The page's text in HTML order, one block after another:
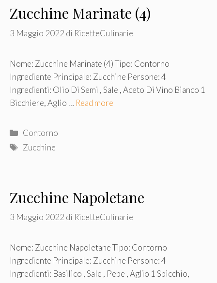
Zucchine Marinate (4)
3 Maggio 2022 di RicetteCulinarie
Nome: Zucchine Marinate (4) Tipo: Contorno
Ingrediente Principale: Zucchine Persone: 4
Ingredienti: Olio Di Semi , Sale , Aceto Di Vino Bianco 1
Bicchiere, Aglio … Read more
Categorie
Contorno
Tag
Zucchine
Zucchine Napoletane
3 Maggio 2022 di RicetteCulinarie
Nome: Zucchine Napoletane Tipo: Contorno
Ingrediente Principale: Zucchine Persone: 4
Ingredienti: Basilico , Sale , Pepe , Aglio 1 Spicchio,